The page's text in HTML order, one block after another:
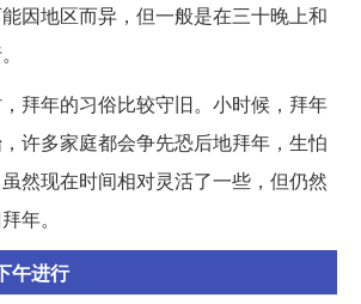
因地区而异，但一般是在三十晚上和
拜年的习俗比较守旧。小时候，拜年
许多家庭都会争先恐后地拜年，生怕
然现在时间相对灵活了一些，但仍然
年。
午进行